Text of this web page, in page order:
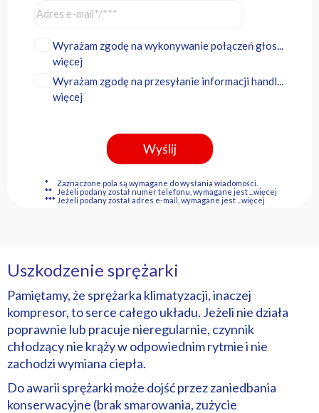
Wyrażam zgodę na wykonywanie połączeń głos...
więcej
Wyrażam zgodę na przesyłanie informacji handl...
więcej
*
Zaznaczone pola są wymagane do wysłania wiadomości.
**
Jeżeli podany został numer telefonu, wymagane jest
...więcej
*** Jeżeli podany został adres e-mail, wymagane jest ...więcej
Uszkodzenie sprężarki
Pamiętamy, że sprężarka klimatyzacji, inaczej
kompresor, to serce całego układu. Jeżeli nie działa
poprawnie lub pracuje nieregularnie, czynnik
chłodzący nie krąży w odpowiednim rytmie i nie
zachodzi wymiana ciepła.
Do awarii sprężarki może dojść przez zaniedbania
konserwacyjne (brak smarowania, zużycie